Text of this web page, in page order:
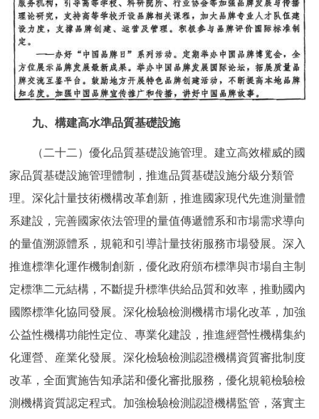
九、構建高水準品質基礎設施
（二十二）優化品質基礎設施管理。建立高效權威的國
家品質基礎設施管理體制，推進品質基礎設施分級分類管
理。深化計量技術機構改革創新，推進國家現代先進測量體
系建設，完善國家依法管理的量值傳遞體系和市場需求導向
的量值溯源體系，規範和引導計量技術服務市場發展。深入
推進標準化運作機制創新，優化政府頒布標準與市場自主制
定標準二元結構，不斷提升標準供給品質和效率，推動國內
國際標準化協同發展。深化檢驗檢測機構市場化改革，加強
公益性機構功能性定位、專業化建設，推進經營性機構集約
化運營、産業化發展。深化檢驗檢測認證機構資質審批制度
改革，全面實施告知承諾和優化審批服務，優化規範檢驗檢
測機構資質認定程式。加強檢驗檢測認證機構監管，落實主